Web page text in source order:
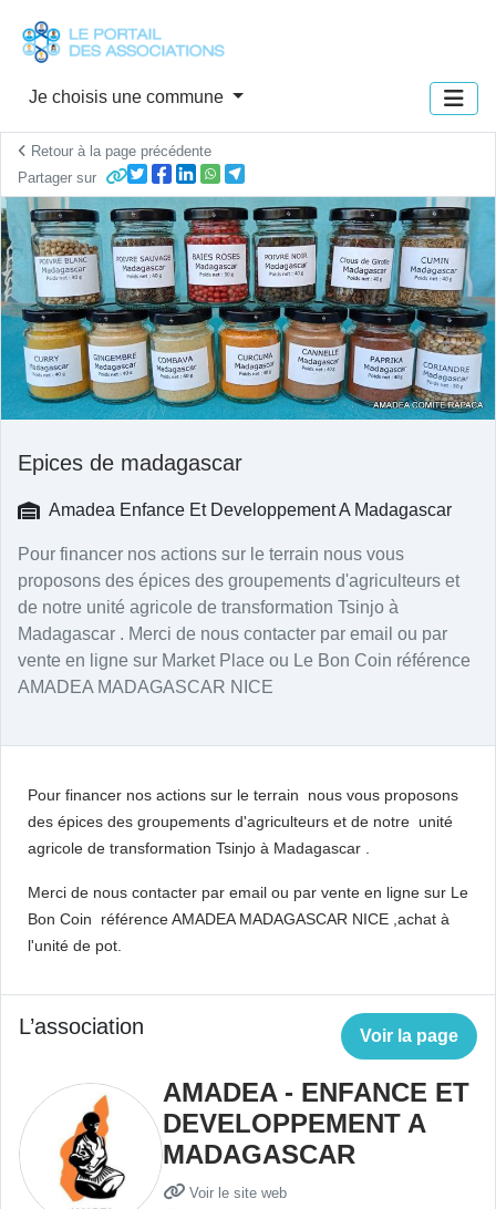
Je choisis une commune
Retour à la page précédente
Partager sur
Epices de madagascar
Amadea Enfance Et Developpement A Madagascar
Pour financer nos actions sur le terrain nous vous
proposons des épices des groupements d'agriculteurs et
de notre unité agricole de transformation Tsinjo à
Madagascar . Merci de nous contacter par email ou par
vente en ligne sur Market Place ou Le Bon Coin référence
AMADEA MADAGASCAR NICE
Pour financer nos actions sur le terrain nous vous proposons
des épices des groupements d'agriculteurs et de notre unité
agricole de transformation Tsinjo à Madagascar .
Merci de nous contacter par email ou par vente en ligne sur Le
Bon Coin référence AMADEA MADAGASCAR NICE ,achat à
l'unité de pot.
L’association Voir la page
AMADEA - ENFANCE ET
DEVELOPPEMENT A
MADAGASCAR
Voir le site web